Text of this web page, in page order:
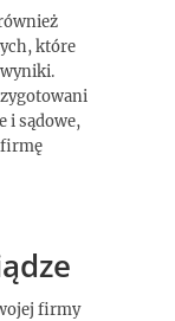
które
i sądowe,
firmę
firmy